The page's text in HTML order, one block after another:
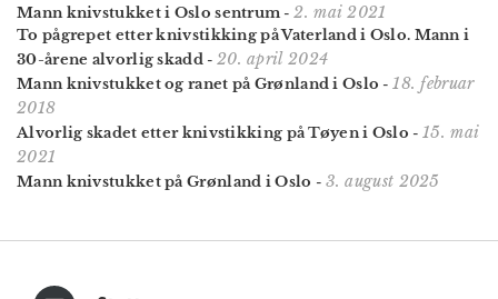
Mann knivstukket i Oslo sentrum -2. mai 2021
To pågrepet etter knivstikking på Vaterland i Oslo. Mann i
30-årene alvorlig skadd- 20. april 2024
Mann knivstukket og ranet på Grønland i Oslo -18. februar
2018
Alvorlig skadet etter knivstikking på Tøyen i Oslo - 15. mai
2021
Mann knivstukket på Grønland i Oslo - 3. august 2025